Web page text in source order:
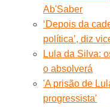
Ab'Saber
‘Depois da
política’, diz
Lula da Silva:
o absolverá
'A prisão de
progressista'